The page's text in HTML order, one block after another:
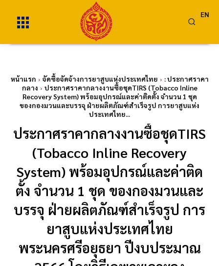
EN
หน้าแรก จัดซื้อจัดจ้างการยาสูบแห่งประเทศไทย
: ประกาศราคา
กลาง
ประกาศราคากลางงานซื้อชุดTIRS (Tobacco Inline
Recovery System) พร้อมอุปกรณ์และค่าติดตั้ง จำนวน 1 ชุด
ของกองมวนและบรรจุ ฝ่ายผลิตภัณฑ์สำเร็จรูป การยาสูบแห่ง
ประเทศไทย...
ประกาศราคากลางงานซื้อชุดTIRS
(Tobacco Inline Recovery
System) พร้อมอุปกรณ์และค่าติด
ตั้ง จำนวน 1 ชุด ของกองมวนและ
บรรจุ ฝ่ายผลิตภัณฑ์สำเร็จรูป การ
ยาสูบแห่งประเทศไทย
พระนครศรีอยุธยา ปีงบประมาณ